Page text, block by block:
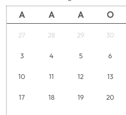
A A A O
27 28 29 30
3 4 5 6
10 11 12 13
17 18 19 20